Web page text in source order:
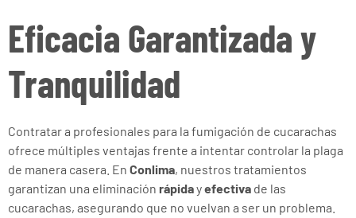
Eficacia Garantizada y
Tranquilidad
Contratar a profesionales para la fumigación de cucarachas
ofrece múltiples ventajas frente a intentar controlar la plaga
de manera casera. En Conlima, nuestros tratamientos
garantizan una eliminación rápidayefectiva de las
cucarachas, asegurando que no vuelvan a ser un problema.